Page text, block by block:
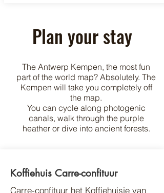
Plan your stay
The Antwerp Kempen, the most fun
part of the world map? Absolutely. The
Kempen will take you completely off
the map.
You can cycle along photogenic
canals, walk through the purple
heather or dive into ancient forests.
Koffiehuis Carre-confituur
Carre-confituur het Koffiehuisje van